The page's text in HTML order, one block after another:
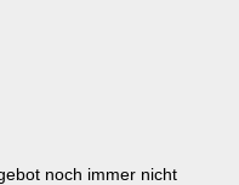
noch immer nicht